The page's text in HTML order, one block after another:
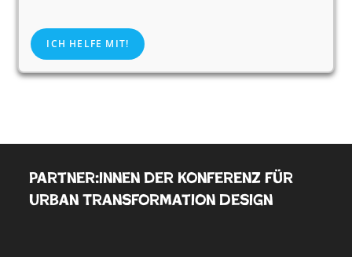
ICH HELFE MIT!
Partner:innen der Konferenz für
Urban Transformation Design